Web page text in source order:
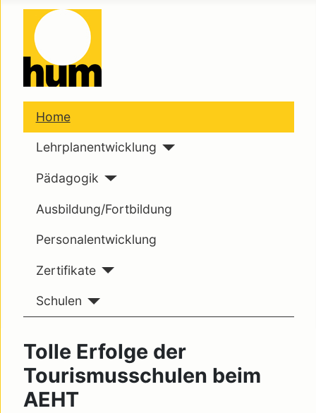
Home
Lehrplanentwicklung
Pädagogik
Ausbildung/Fortbildung
Personalentwicklung
Zertifikate
Schulen
Tolle Erfolge der
Tourismusschulen beim
AEHT